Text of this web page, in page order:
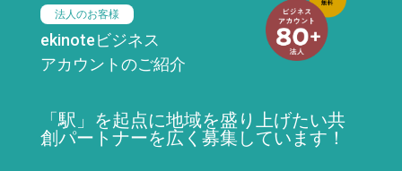
法人のお客様
ekinoteビジネス
アカウントのご紹介
「駅」を起点に地域を盛り上げたい共
創パートナーを広く募集しています！